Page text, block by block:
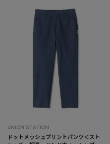
UNION STATION
ドットメッシュプリントパンツ＜スト